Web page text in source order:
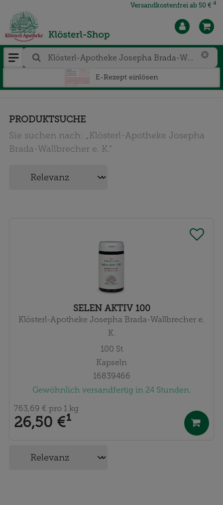
Versandkostenfrei ab 50 € 4
E-Rezept einlösen
PRODUKTSUCHE
Sie suchen nach: „Klösterl-Apotheke Josepha
Brada-Wallbrecher e. K.“
SELEN AKTIV 100
Klösterl-Apotheke Josepha Brada-Wallbrecher e.
K.
100 St
Kapseln
16839466
Gewöhnlich versandfertig in 24 Stunden.
26,50 €¹
763,69 € pro 1 kg